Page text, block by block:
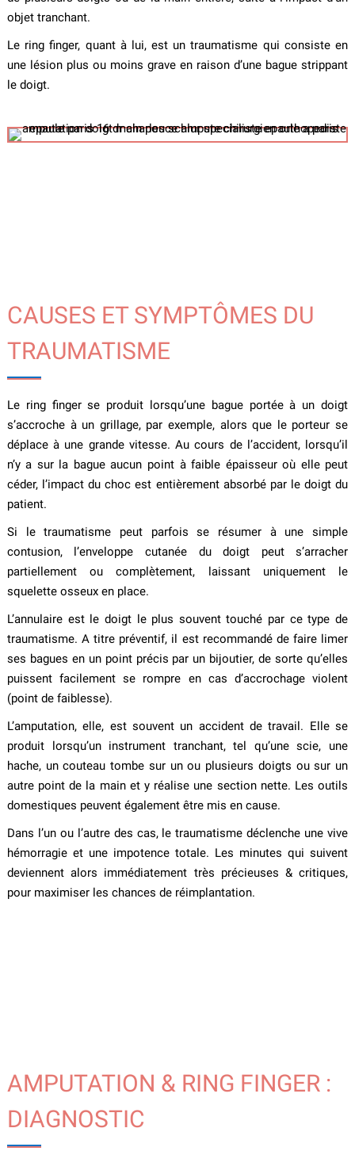
objet tranchant.
Le ring finger, quant à lui, est un traumatisme qui consiste en
une lésion plus ou moins grave en raison d’une bague strippant
le doigt.
CAUSES ET SYMPTÔMES DU
TRAUMATISME
Le ring finger se produit lorsqu’une bague portée à un doigt
s’accroche à un grillage, par exemple, alors que le porteur se
déplace à une grande vitesse. Au cours de l’accident, lorsqu’il
n’y a sur la bague aucun point à faible épaisseur où elle peut
céder, l’impact du choc est entièrement absorbé par le doigt du
patient.
Si le traumatisme peut parfois se résumer à une simple
contusion, l’enveloppe cutanée du doigt peut s’arracher
partiellement ou complètement, laissant uniquement le
squelette osseux en place.
L’annulaire est le doigt le plus souvent touché par ce type de
traumatisme. A titre préventif, il est recommandé de faire limer
ses bagues en un point précis par un bijoutier, de sorte qu’elles
puissent facilement se rompre en cas d’accrochage violent
(point de faiblesse).
L’amputation, elle, est souvent un accident de travail. Elle se
produit lorsqu’un instrument tranchant, tel qu’une scie, une
hache, un couteau tombe sur un ou plusieurs doigts ou sur un
autre point de la main et y réalise une section nette. Les outils
domestiques peuvent également être mis en cause.
Dans l’un ou l’autre des cas, le traumatisme déclenche une vive
hémorragie et une impotence totale. Les minutes qui suivent
deviennent alors immédiatement très précieuses & critiques,
pour maximiser les chances de réimplantation.
AMPUTATION & RING FINGER :
DIAGNOSTIC